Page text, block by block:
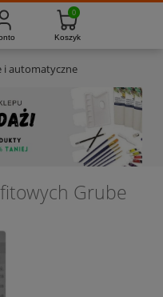
i automatyczne
Grube
Pon. - Pt. 8:00 - 16:00